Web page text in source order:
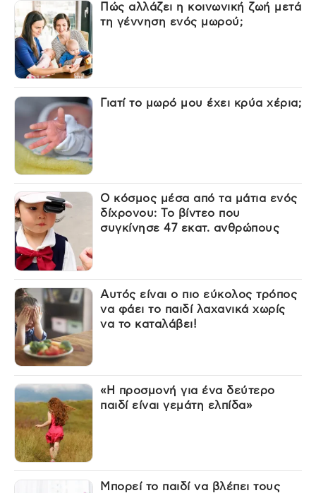
Πώς αλλάζει η κοινωνική ζωή μετά
τη γέννηση ενός μωρού;
Γιατί το μωρό μου έχει κρύα χέρια;
Ο κόσμος μέσα από τα μάτια ενός
δίχρονου: Το βίντεο που
συγκίνησε 47 εκατ. ανθρώπους
Αυτός είναι ο πιο εύκολος τρόπος
να φάει το παιδί λαχανικά χωρίς
να το καταλάβει!
«Η προσμονή για ένα δεύτερο
παιδί είναι γεμάτη ελπίδα»
Μπορεί το παιδί να βλέπει τους